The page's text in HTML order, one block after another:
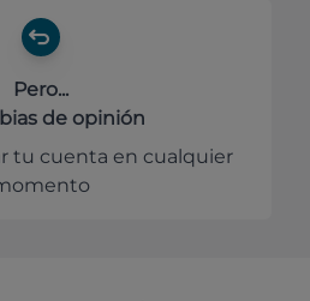
Pero...
de opinión
tu cuenta en cualquier